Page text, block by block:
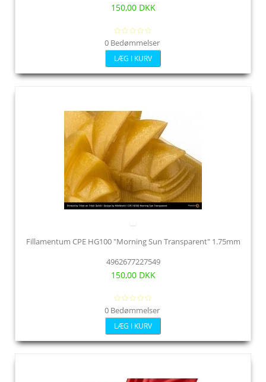
150,00 DKK
0 Bedømmelser
LÆG I KURV
Fillamentum CPE HG100 "Morning Sun Transparent" 1.75mm
4962677227549
150,00 DKK
0 Bedømmelser
LÆG I KURV